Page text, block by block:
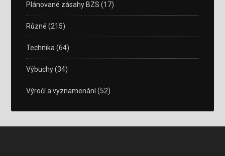
Plánované zásahy BZS (17)
Různé (215)
Technika (64)
Výbuchy(34)
Výročí a vyznamenání(52)